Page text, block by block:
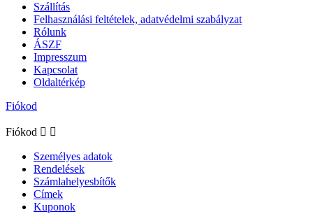
Szállítás
Felhasználási feltételek, adatvédelmi szabályzat
Rólunk
ÁSZF
Impresszum
Kapcsolat
Oldaltérkép
Fiókod
Fiókod  
Személyes adatok
Rendelések
Számlahelyesbítők
Címek
Kuponok